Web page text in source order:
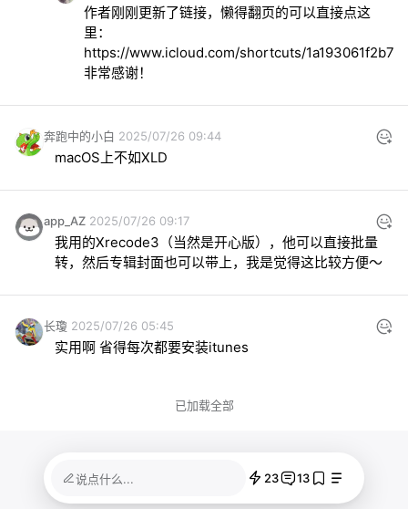
作者刚刚更新了链接，懒得翻页的可以直接点这
里：
https://www.icloud.com/shortcuts/
非常感谢！
奔跑中的小白 2025/07/26 09:44
macOS上不如XLD
app_AZ 2025/07/26 09:17
我用的Xrecode3（当然是开心版），他可以直接批量
转，然后专辑封面也可以带上，我是觉得这比较方便～
长瓊 2025/07/26 05:45
实用啊 省得每次都要安装itunes
已加载全部
说点什么... 23 13